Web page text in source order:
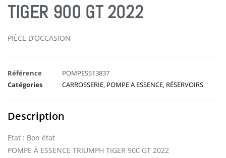
TIGER 900 GT 2022
PIÈCE D’OCCASION
Référence
POMPESS13837
Catégories
CARROSSERIE POMPE A ESSENCE RÉSERVOIRS
Description
Etat : Bon état
POMPE À ESSENCE TRIUMPH TIGER 900 GT 2022